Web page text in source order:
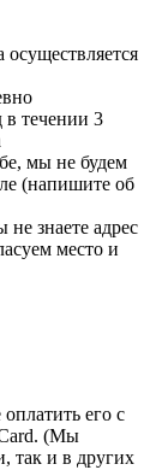
течении 3
мы не будем
(напишите об
знаете адрес
место и
его с
(Мы
так и в других